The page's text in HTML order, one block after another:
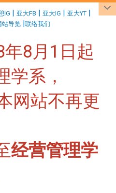
IG | 亚大FB | 亚大IG | 亚大YT |
站导览 |联络我们
8月1日起
学系，
网站不再更
经营管理学